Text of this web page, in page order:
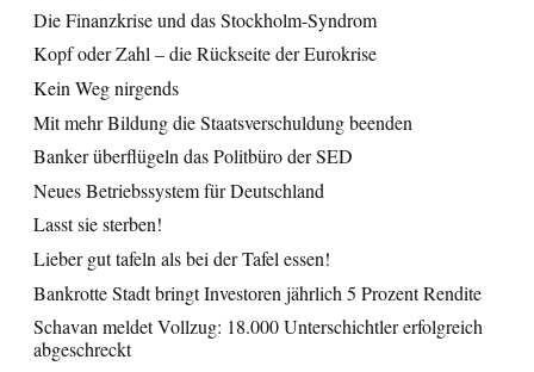
Die Finanzkrise und das Stockholm-Syndrom
Kopf oder Zahl – die Rückseite der Eurokrise
Kein Weg nirgends
Mit mehr Bildung die Staatsverschuldung beenden
Banker überflügeln das Politbüro der SED
Neues Betriebssystem für Deutschland
Lasst sie sterben!
Lieber gut tafeln als bei der Tafel essen!
Bankrotte Stadt bringt Investoren jährlich 5 Prozent Rendite
Schavan meldet Vollzug: 18.000 Unterschichtler erfolgreich
abgeschreckt